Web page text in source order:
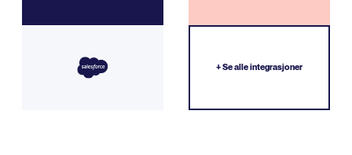
+ Se alle integrasjoner